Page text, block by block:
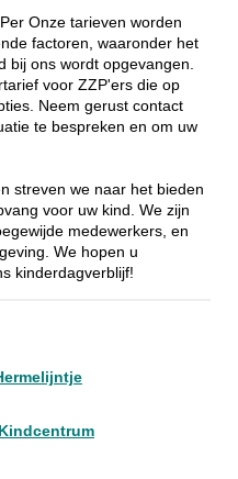
Onze tarieven worden
factoren, waaronder het
bij ons wordt opgevangen.
voor ZZP'ers die op
Neem gerust contact
te bespreken en om uw
streven we naar het bieden
voor uw kind. We zijn
medewerkers, en
We hopen u
kinderdagverblijf!